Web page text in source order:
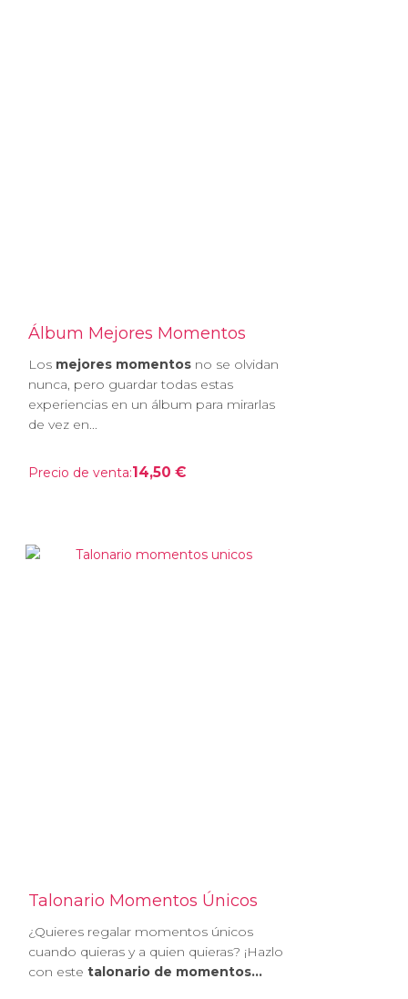
Álbum Mejores Momentos
Los mejores momentos no se olvidan
nunca, pero guardar todas estas
experiencias en un álbum para mirarlas
de vez en...
Precio de venta:14,50 €
Talonario Momentos Únicos
¿Quieres regalar momentos únicos
cuando quieras y a quien quieras? ¡Hazlo
con estetalonario de momentos...